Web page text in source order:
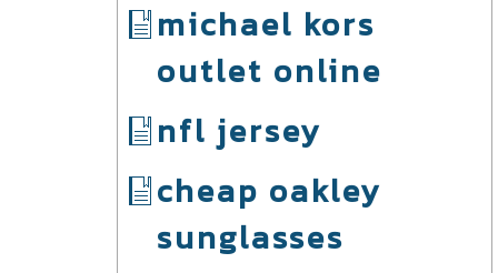
michael kors
outlet online
nfl jersey
cheap oakley
sunglasses